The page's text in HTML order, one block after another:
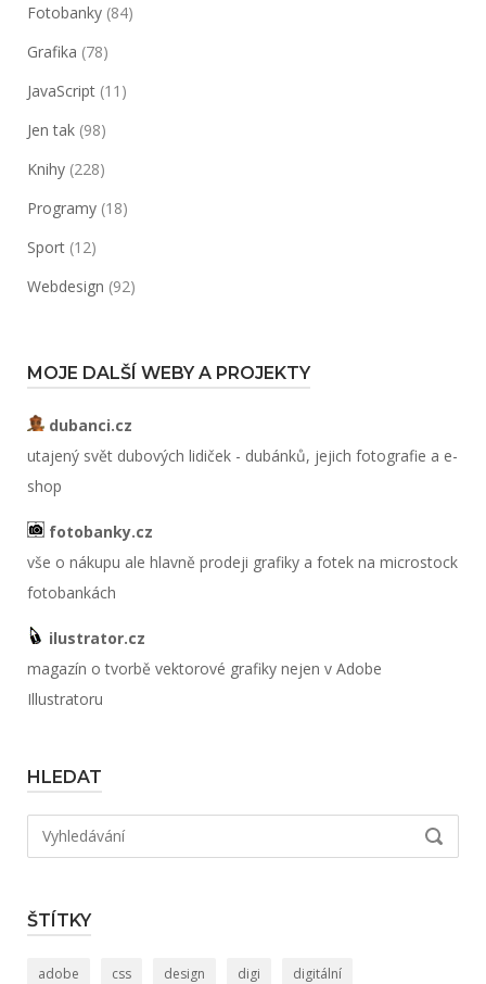
Fotobanky (84)
Grafika (78)
JavaScript (11)
Jen tak (98)
Knihy (228)
Programy (18)
Sport (12)
Webdesign (92)
MOJE DALŠÍ WEBY A PROJEKTY
dubanci.cz
utajený svět dubových lidiček - dubánků, jejich fotografie a e-
shop
fotobanky.cz
vše o nákupu ale hlavně prodeji grafiky a fotek na microstock
fotobankách
ilustrator.cz
magazín o tvorbě vektorové grafiky nejen v Adobe
Illustratoru
HLEDAT
Hledat:
ŠTÍTKY
adobe css design digi digitální